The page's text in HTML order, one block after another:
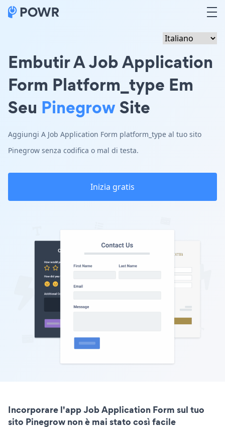
Embutir A Job Application
Form Platform_type Em
Seu PinegrowSite
Aggiungi A Job Application Form platform_type al tuo sito
Pinegrow senza codifica o mal di testa.
Inizia gratis
Incorporare l'app Job Application Form sul tuo
sito Pinegrow non è mai stato così facile